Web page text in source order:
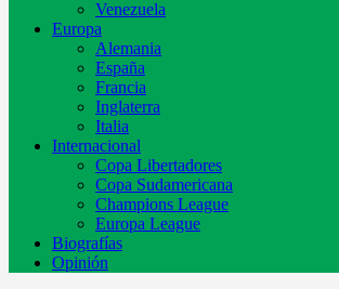
Venezuela
Europa
Alemania
España
Francia
Inglaterra
Italia
Internacional
Copa Libertadores
Copa Sudamericana
Champions League
Europa League
Biografías
Opinión